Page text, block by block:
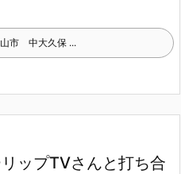
市 中大久保 ...
プTVさんと打ち合